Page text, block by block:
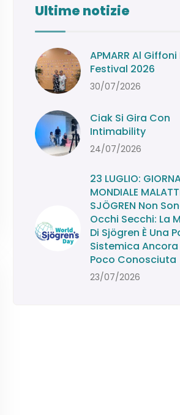
Ultime notizie
APMARR Al Giffoni
Festival 2026
30/07/2026
Ciak Si Gira Con
Intimability
24/07/2026
23 LUGLIO:
MONDIALE
SJÖGREN Non
Occhi Secchi: La
Di Sjögren È Una
Sistemica
Poco Conosciuta
23/07/2026